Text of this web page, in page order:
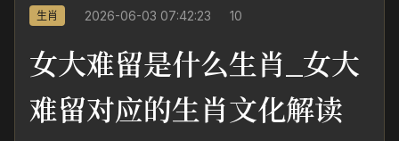
生肖 2026-06-03 07:42:23 10
女大难留是什么生肖_女大
难留对应的生肖文化解读